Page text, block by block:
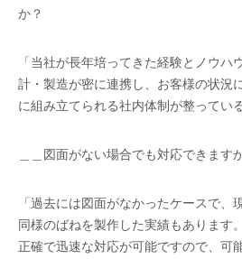
か？
「当社が長年培ってきた経験とノウハ
計・製造が密に連携し、お客様の状況
に組み立てられる社内体制が整ってい
＿＿図面がない場合でも対応できます
「過去には図面がなかったケースで、
同様のばねを製作した実績もあります
正確で迅速な対応が可能ですので、可